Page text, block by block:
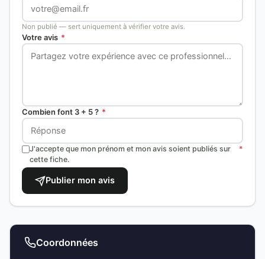
Non publié — sert uniquement à vérifier votre avis.
Votre avis *
Combien font 3 + 5 ? *
J'accepte que mon prénom et mon avis soient publiés sur
cette fiche.
*
Publier mon avis
Coordonnées